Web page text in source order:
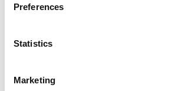
Preferences
Statistics
Marketing